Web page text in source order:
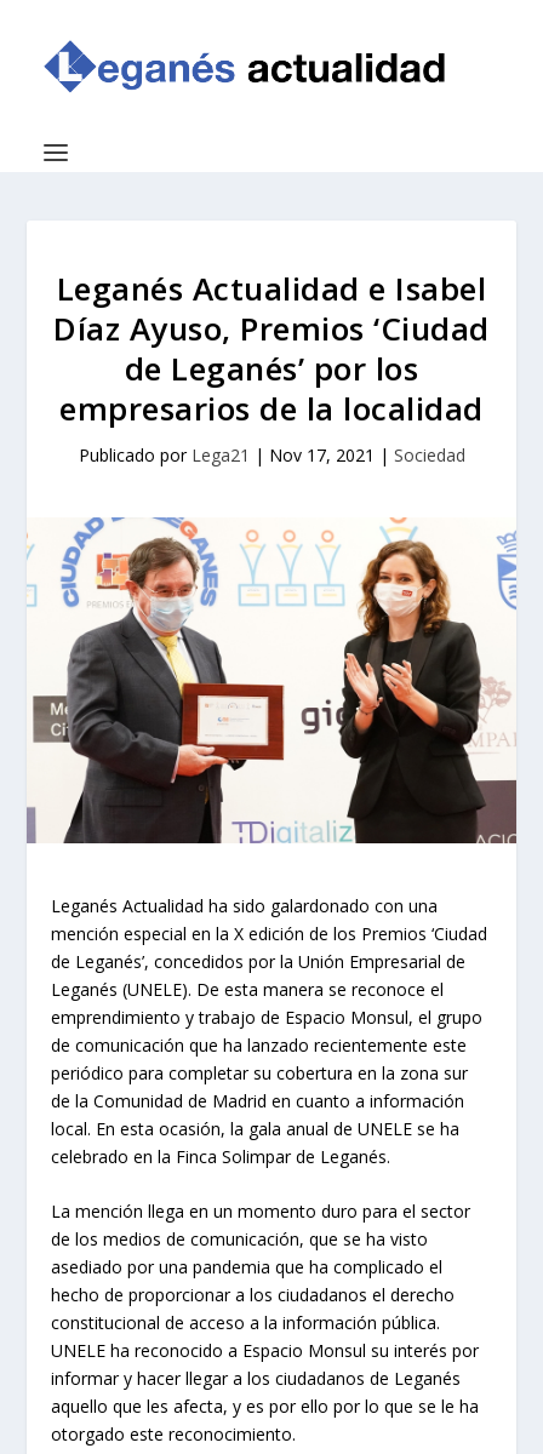
Leganés Actualidad e Isabel
Díaz Ayuso, Premios ‘Ciudad
de Leganés’ por los
empresarios de la localidad
Publicado por Lega21 | Nov 17, 2021 | Sociedad
Leganés Actualidad ha sido galardonado con una
mención especial en la X edición de los Premios ‘Ciudad
de Leganés’, concedidos por la Unión Empresarial de
Leganés (UNELE). De esta manera se reconoce el
emprendimiento y trabajo de Espacio Monsul, el grupo
de comunicación que ha lanzado recientemente este
periódico para completar su cobertura en la zona sur
de la Comunidad de Madrid en cuanto a información
local. En esta ocasión, la gala anual de UNELE se ha
celebrado en la Finca Solimpar de Leganés.
La mención llega en un momento duro para el sector
de los medios de comunicación, que se ha visto
asediado por una pandemia que ha complicado el
hecho de proporcionar a los ciudadanos el derecho
constitucional de acceso a la información pública.
UNELE ha reconocido a Espacio Monsul su interés por
informar y hacer llegar a los ciudadanos de Leganés
aquello que les afecta, y es por ello por lo que se le ha
otorgado este reconocimiento.